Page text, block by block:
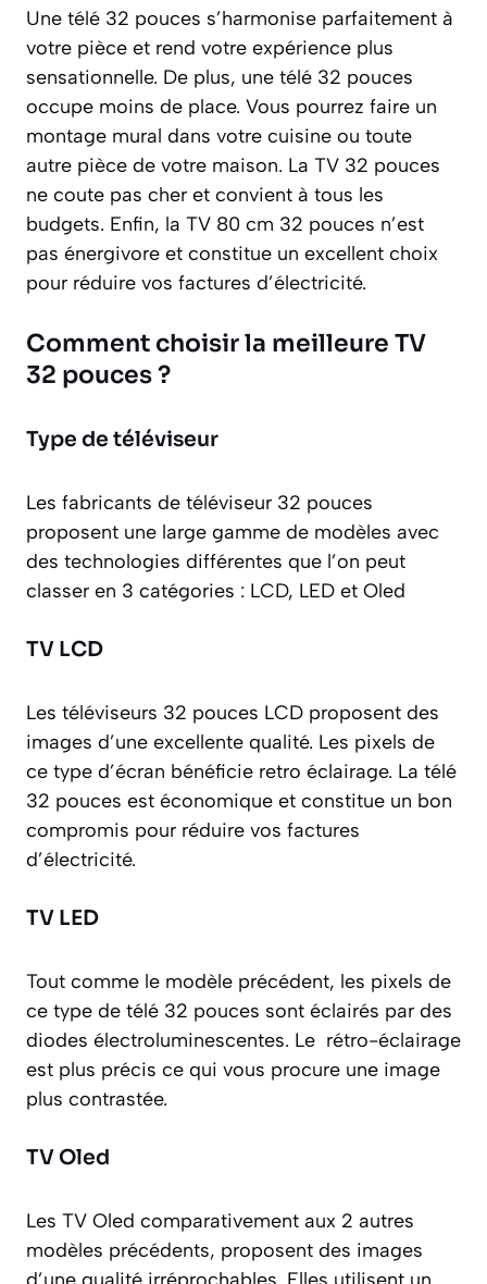
Une télé 32 pouces s’harmonise parfaitement à
votre pièce et rend votre expérience plus
sensationnelle. De plus, une télé 32 pouces
occupe moins de place. Vous pourrez faire un
montage mural dans votre cuisine ou toute
autre pièce de votre maison. La TV 32 pouces
ne coute pas cher et convient à tous les
budgets. Enfin, la TV 80 cm 32 pouces n’est
pas énergivore et constitue un excellent choix
pour réduire vos factures d’électricité.
Comment choisir la meilleure TV
32 pouces ?
Type de téléviseur
Les fabricants de téléviseur 32 pouces
proposent une large gamme de modèles avec
des technologies différentes que l’on peut
classer en 3 catégories : LCD, LED et Oled
TV LCD
Les téléviseurs 32 pouces LCD proposent des
images d’une excellente qualité. Les pixels de
ce type d’écran bénéficie retro éclairage. La télé
32 pouces est économique et constitue un bon
compromis pour réduire vos factures
d’électricité.
TV LED
Tout comme le modèle précédent, les pixels de
ce type de télé 32 pouces sont éclairés par des
diodes électroluminescentes. Le rétro-éclairage
est plus précis ce qui vous procure une image
plus contrastée.
TV Oled
Les TV Oled comparativement aux 2 autres
modèles précédents, proposent des images